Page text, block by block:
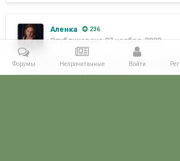
Аленка 236
Опубликовано27 ноября, 2008
хы..)) Серёга, ну а хто же??..)) своих
испепеляющим взглядом..))
Форумы Непрочитанные Войти